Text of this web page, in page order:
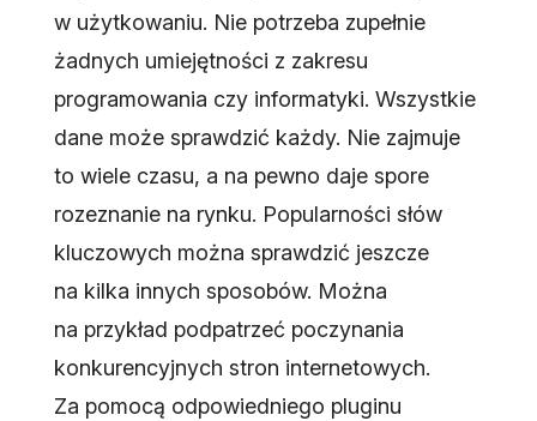
w użytkowaniu. Nie potrzeba zupełnie
żadnych umiejętności z zakresu
programowania czy informatyki. Wszystkie
dane może sprawdzić każdy. Nie zajmuje
to wiele czasu, a na pewno daje spore
rozeznanie na rynku. Popularności słów
kluczowych można sprawdzić jeszcze
na kilka innych sposobów. Można
na przykład podpatrzeć poczynania
konkurencyjnych stron internetowych.
Za pomocą odpowiedniego pluginu